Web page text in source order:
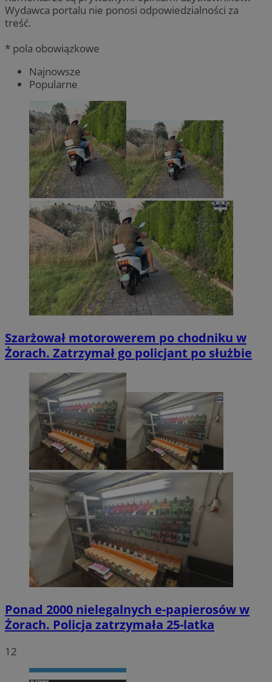
Wydawca portalu nie ponosi odpowiedzialności za
treść.
* pola obowiązkowe
Najnowsze
Popularne
Szarżował motorowerem po chodniku w
Żorach. Zatrzymał go policjant po służbie
Ponad 2000 nielegalnych e-papierosów w
Żorach. Policja zatrzymała 25-latka
12